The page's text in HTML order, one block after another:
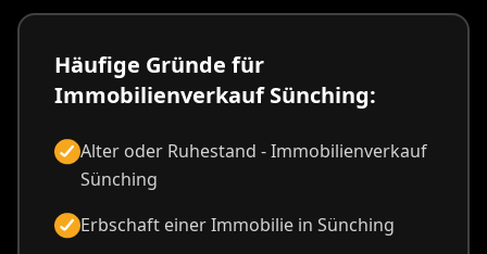
Häufige Gründe für
Immobilienverkauf Sünching:
Alter oder Ruhestand - Immobilienverkauf
Sünching
Erbschaft einer Immobilie in Sünching